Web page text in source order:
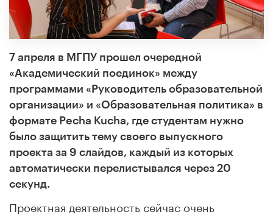
7 апреля в МГПУ прошел очередной
«Академический поединок» между
программами «Руководитель образовательной
организации» и «Образовательная политика» в
формате Pecha Kucha, где студентам нужно
было защитить тему своего выпускного
проекта за 9 слайдов, каждый из которых
автоматически перелистывался через 20
секунд.
Проектная деятельность сейчас очень